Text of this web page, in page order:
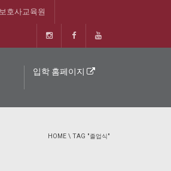
호사교육원
입학 홈페이지
HOME \ TAG "졸업식"